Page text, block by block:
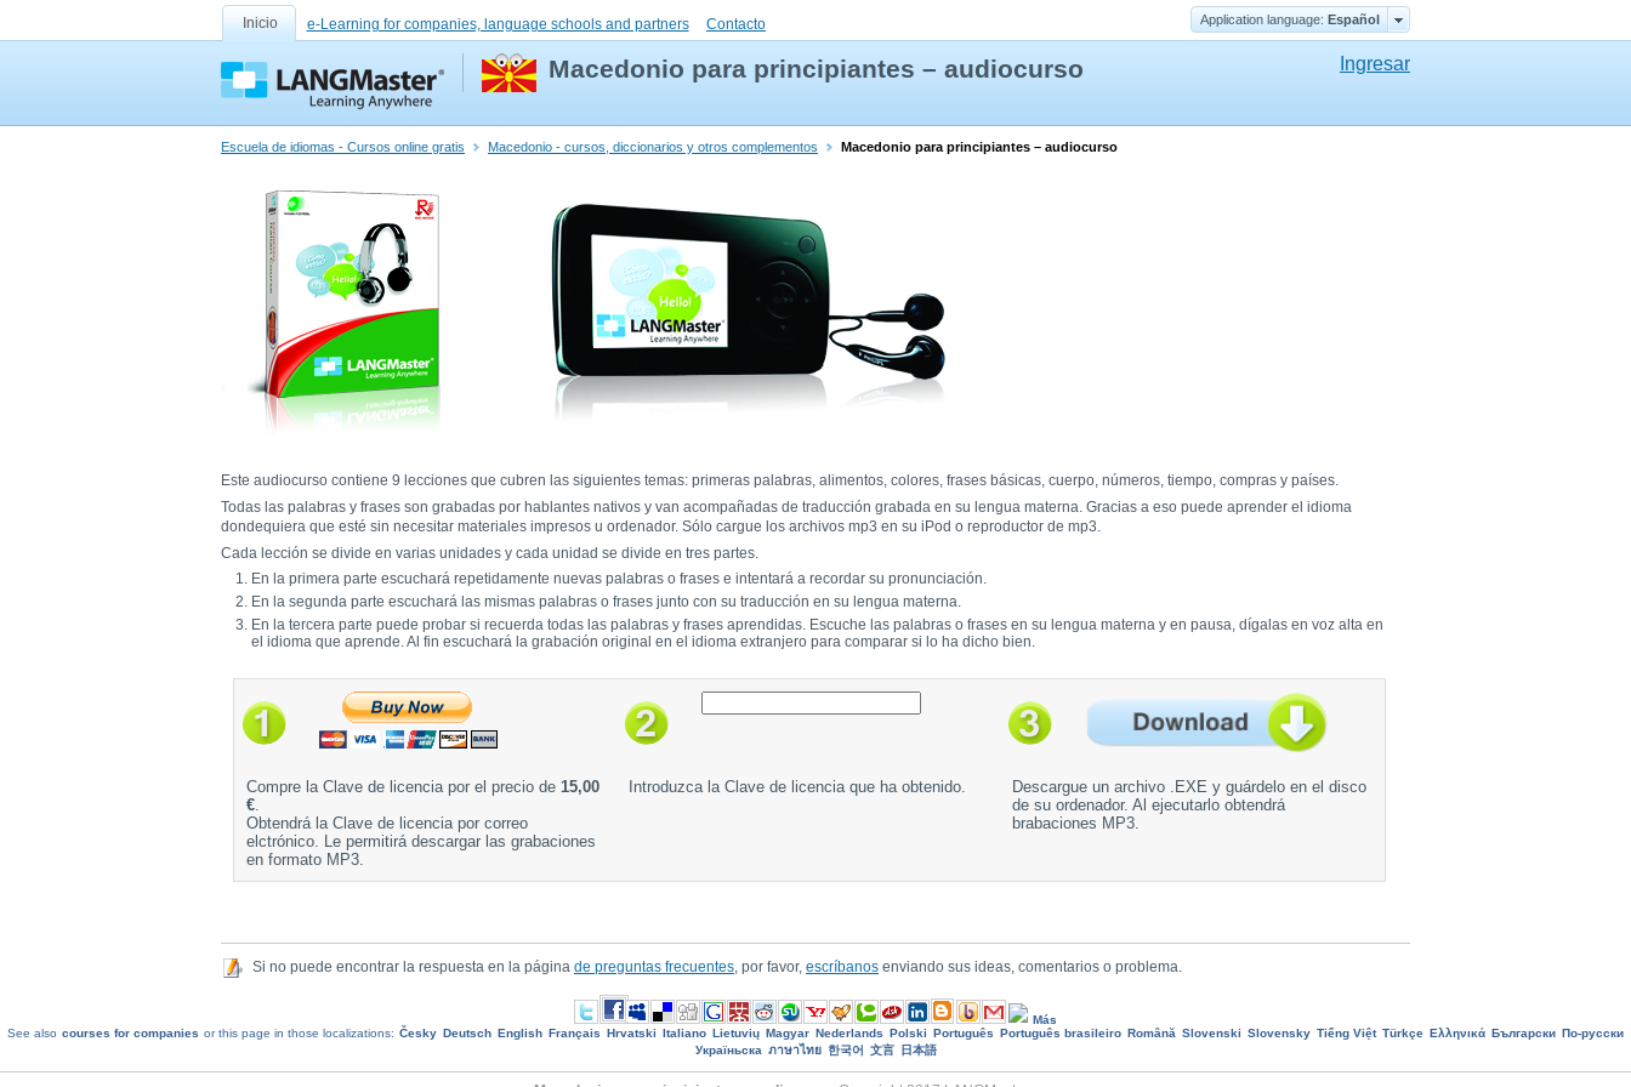
Inicio e-Learning for companies, language schools and partners Contacto Application language: Еspañol
Macedonio para principiantes – audiocurso Ingresar
Escuela de idiomas - Cursos online gratis Macedonio - cursos, diccionarios y otros complementos Macedonio para principiantes – audiocurso
Este audiocurso contiene 9 lecciones que cubren las siguientes temas: primeras palabras, alimentos, colores, frases básicas, cuerpo, números, tiempo, compras y países.
Todas las palabras y frases son grabadas por hablantes nativos y van acompañadas de traducción grabada en su lengua materna. Gracias a eso puede aprender el idioma
dondequiera que esté sin necesitar materiales impresos u ordenador. Sólo cargue los archivos mp3 en su iPod o reproductor de mp3.
Cada lección se divide en varias unidades y cada unidad se divide en tres partes.
En la primera parte escuchará repetidamente nuevas palabras o frases e intentará a recordar su pronunciación.
En la segunda parte escuchará las mismas palabras o frases junto con su traducción en su lengua materna.
En la tercera parte puede probar si recuerda todas las palabras y frases aprendidas. Escuche las palabras o frases en su lengua materna y en pausa, dígalas en voz alta en
el idioma que aprende. Al fin escuchará la grabación original en el idioma extranjero para comparar si lo ha dicho bien.
Compre la Clave de licencia por el precio de 15,00
€.
Obtendrá la Clave de licencia por correo
elctrónico. Le permitirá descargar las grabaciones
en formato MP3.
Introduzca la Clave de licencia que ha obtenido.
Descargue un archivo .EXE y guárdelo en el disco
de su ordenador. Al ejecutarlo obtendrá
brabaciones MP3.
Si no puede encontrar la respuesta en la página de preguntas frecuentes , por favor, escríbanos enviando sus ideas, comentarios o problema.
Más
See also courses for companies or this page in those localizations: Česky Deutsch English Français Hrvatski Italiano Lietuvių Magyar Nederlands Polski Português Português brasileiro Română Slovenski Slovensky Tiếng Việt Türkçe Ελληνικά Български
По-русски
Україньска ภาษาไทย 한국어 文言 日本語